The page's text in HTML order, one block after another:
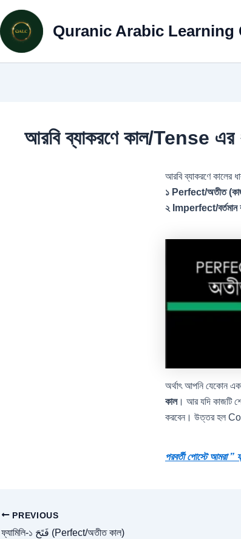
to
content
Quranic Arabic Learning
আরবি ব্যাকরণে কাল/Tense এর
আরবি ব্যাকরণে
১ Perfect/অতীত
২ Imperfect/বর্তমান
অর্থাৎ আপনি যেকোন
কাল। আর যদি কাজটি
করবেন। উত্তর হল
PREVIOUS
ফ্যামিলি-১ فَتَحَ (Perfect/অতীত কাল)